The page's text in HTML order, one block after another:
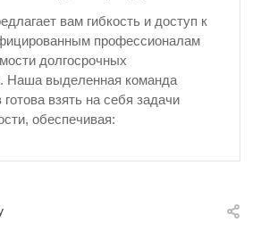
вам гибкость и доступ к
профессионалам
долгосрочных
Наша выделенная команда
взять на себя задачи
обеспечивая: